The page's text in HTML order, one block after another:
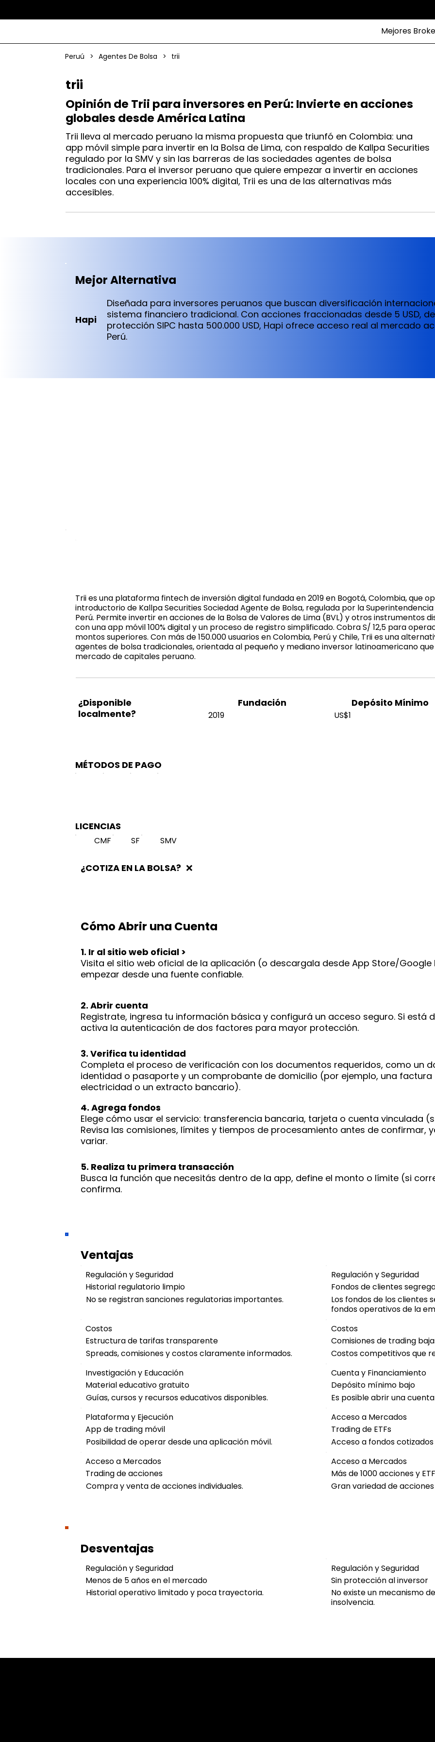
Mejores
Peruú > Agentes De Bolsa > trii
trii
Opinión de Trii para inversores en Perú: Invierte en acciones
globales desde América Latina
Trii lleva al mercado peruano la misma propuesta que triunfó en Colombia: una
app móvil simple para invertir en la Bolsa de Lima, con respaldo de Kallpa Securities
regulado por la SMV y sin las barreras de las sociedades agentes de bolsa
tradicionales. Para el inversor peruano que quiere empezar a invertir en acciones
locales con una experiencia 100% digital, Trii es una de las alternativas más
accesibles.
Mejor Alternativa
Hapi
Diseñada para inversores peruanos que buscan diversificación
sistema financiero tradicional. Con acciones fraccionadas desde 5 USD,
protección SIPC hasta 500.000 USD, Hapi ofrece acceso real al mercado
Perú.
Trii es una plataforma fintech de inversión digital fundada en 2019 en Bogotá, Colombia, que
introductorio de Kallpa Securities Sociedad Agente de Bolsa, regulada por la
Perú. Permite invertir en acciones de la Bolsa de Valores de Lima (BVL) y otros instrumentos
con una app móvil 100% digital y un proceso de registro simplificado. Cobra S/ 12,5 para
montos superiores. Con más de 150.000 usuarios en Colombia, Perú y Chile, Trii es una
agentes de bolsa tradicionales, orientada al pequeño y mediano inversor latinoamericano
mercado de capitales peruano.
¿Disponible
localmente?
Fundación
2019
Depósito Mínimo
US$1
MÉTODOS DE PAGO
LICENCIAS
CMF SF SMV
¿COTIZA EN LA BOLSA? ❌
Cómo Abrir una Cuenta
1. Ir al sitio web oficial >
Visita el sitio web oficial de la aplicación (o descargala desde App Store/Google
empezar desde una fuente confiable.
2. Abrir cuenta
Registrate, ingresa tu información básica y configurá un acceso seguro. Si está
activa la autenticación de dos factores para mayor protección.
3. Verifica tu identidad
Completa el proceso de verificación con los documentos requeridos, como un
identidad o pasaporte y un comprobante de domicilio (por ejemplo, una factura
electricidad o un extracto bancario).
4. Agrega fondos
Elege cómo usar el servicio: transferencia bancaria, tarjeta o cuenta vinculada
Revisa las comisiones, límites y tiempos de procesamiento antes de confirmar,
variar.
5. Realiza tu primera transacción
Busca la función que necesitás dentro de la app, define el monto o límite (si
confirma.
Ventajas
Regulación y Seguridad
Historial regulatorio limpio
No se registran sanciones regulatorias importantes.
Regulación y Seguridad
Fondos de clientes
Los fondos de los clientes
fondos operativos de la
Costos
Estructura de tarifas transparente
Spreads, comisiones y costos claramente informados.
Costos
Comisiones de trading
Costos competitivos que
Investigación y Educación
Material educativo gratuito
Guías, cursos y recursos educativos disponibles.
Cuenta y Financiamiento
Depósito mínimo bajo
Es posible abrir una
Plataforma y Ejecución
App de trading móvil
Posibilidad de operar desde una aplicación móvil.
Acceso a Mercados
Trading de ETFs
Acceso a fondos
Acceso a Mercados
Trading de acciones
Compra y venta de acciones individuales.
Acceso a Mercados
Más de 1000 acciones y
Gran variedad de acciones
Desventajas
Regulación y Seguridad
Menos de 5 años en el mercado
Historial operativo limitado y poca trayectoria.
Regulación y Seguridad
Sin protección al inversor
No existe un mecanismo
insolvencia.